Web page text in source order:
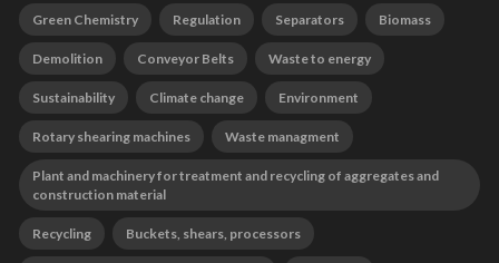
Green Chemistry Regulation Separators Biomass
Demolition Conveyor Belts Waste to energy
Sustainability Climate change Environment
Rotary shearing machines Waste managment
Plant and machinery for treatment and recycling of aggregates and
construction material
Recycling Buckets, shears, processors